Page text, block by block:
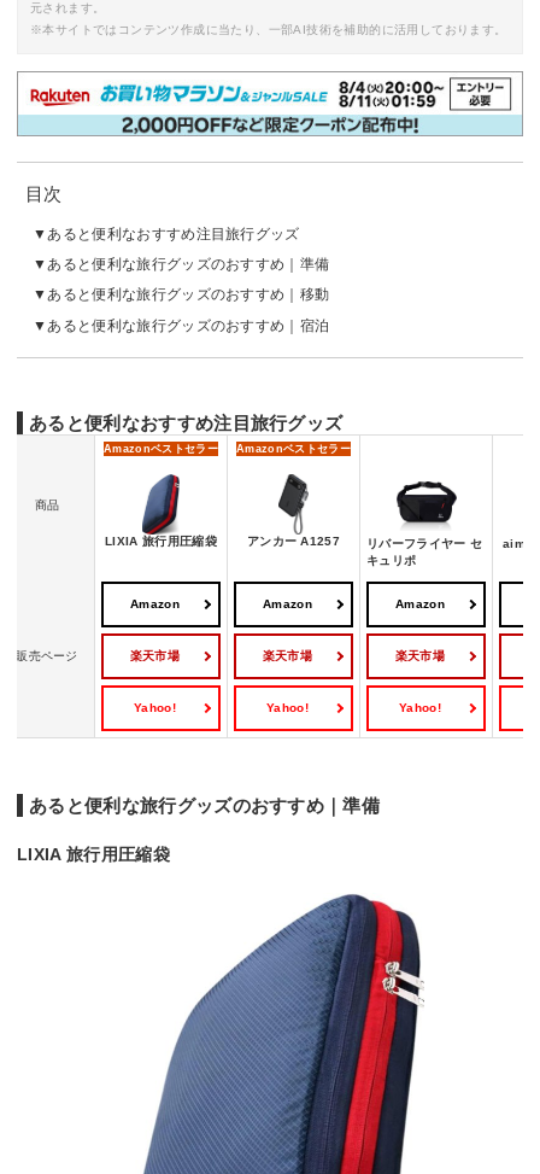
元されます。
※本サイトではコンテンツ作成に当たり、一部AI技術を補助的に活用しております。
目次
あると便利なおすすめ注目旅行グッズ
あると便利な旅行グッズのおすすめ｜準備
あると便利な旅行グッズのおすすめ｜移動
あると便利な旅行グッズのおすすめ｜宿泊
あると便利なおすすめ注目旅行グッズ
商品
Amazonベストセラー
LIXIA 旅行用圧縮袋
Amazonベストセラー
アンカー A1257
リバーフライヤー セ
キュリポ
販売ページ
Amazon
楽天市場
Yahoo!
Amazon
楽天市場
Yahoo!
Amazon
楽天市場
Yahoo!
あると便利な旅行グッズのおすすめ｜準備
LIXIA 旅行用圧縮袋